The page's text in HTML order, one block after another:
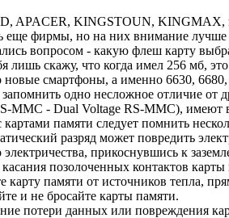
APACER, KINGSTOUN, KINGMAX,
еще фирмы, но на них внимание лучше
вопросом - какую флеш карту
лишь скажу, что когда имел 256 мб,
новые смартфоны, а именно 6630,
одно несложное отличие
MMC - Dual Voltage RS-MMC), имеют
картами памяти следует помнить
разряд может повредить
электричества, прикоснувшись к
касания позолоченных контактов карты
карту памяти от источников тепла,
и не бросайте карты памяти.
потери данных или повреждения